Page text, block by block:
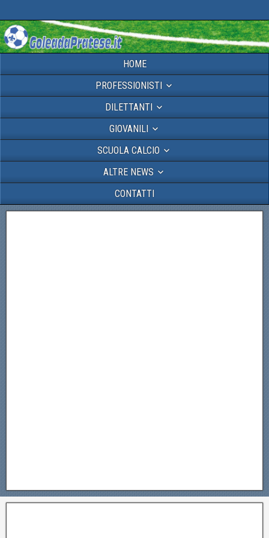
HOME
PROFESSIONISTI
DILETTANTI
GIOVANILI
SCUOLA CALCIO
ALTRE NEWS
CONTATTI